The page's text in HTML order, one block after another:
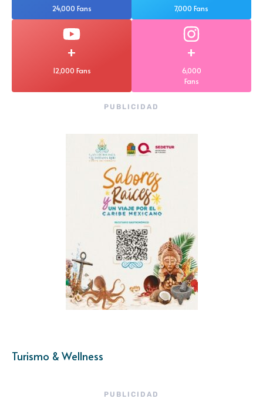
24,000 Fans 7,000 Fans
+
12,000 Fans
+
6,000
Fans
PUBLICIDAD
Turismo & Wellness
PUBLICIDAD